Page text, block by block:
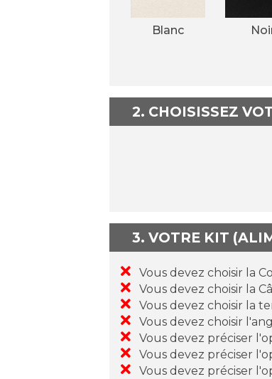
Blanc
2. CHOISISSEZ
3. VOTRE KIT
Vous devez choisir la
Vous devez choisir la
Vous devez choisir la
Vous devez choisir
Vous devez préciser
Vous devez préciser
Vous devez préciser